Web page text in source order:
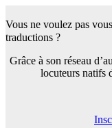
Vous ne voulez pas
traductions ?
Grâce à son réseau
locuteurs natifs